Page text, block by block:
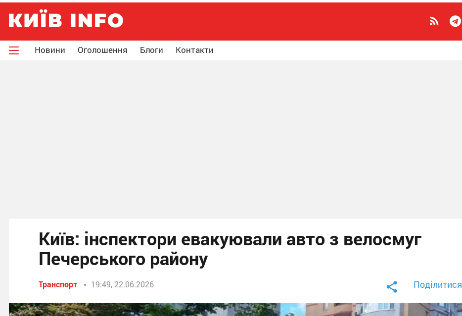
Новини Оголошення Блоги Контакти
Київ: інспектори евакуювали авто з велосмуг
Печерського району
Транспорт 19:49, 22.06.2026 Поділитися